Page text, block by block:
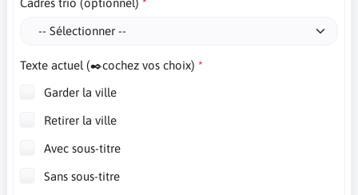
Cadres trio (optionnel)
Texte actuel (✒️cochez vos choix)
Garder la ville
Retirer la ville
Avec sous-titre
Sans sous-titre